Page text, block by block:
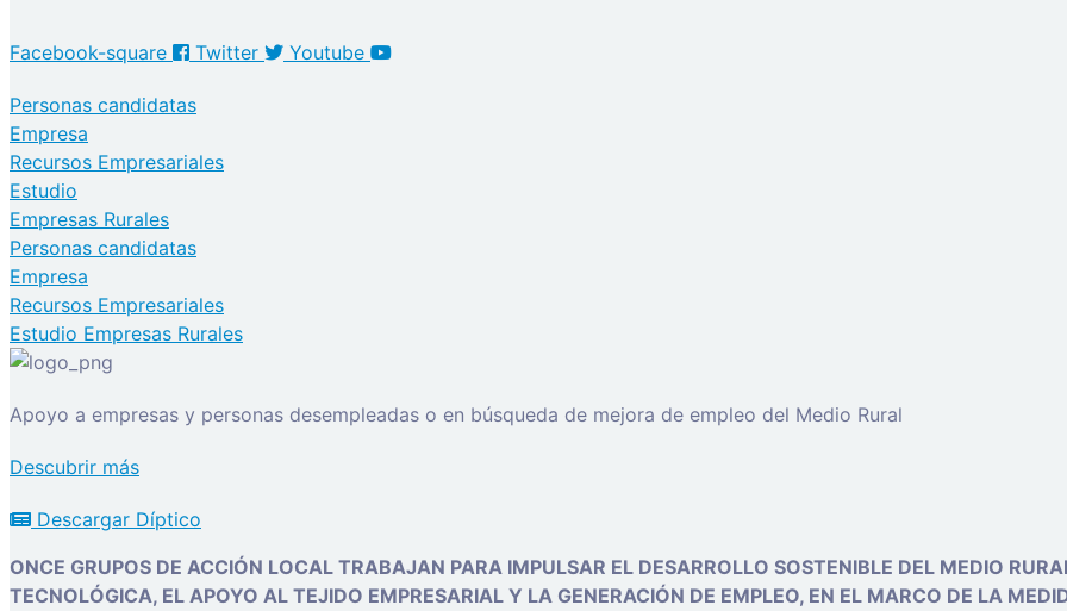
Facebook-square Twitter Youtube
Personas candidatas
Empresa
Recursos Empresariales
Estudio
Empresas Rurales
Personas candidatas
Empresa
Recursos Empresariales
Estudio Empresas Rurales
Apoyo a empresas y personas desempleadas o en búsqueda de mejora de empleo del Medio Rural
Descubrir más
Descargar Díptico
ONCE GRUPOS DE ACCIÓN LOCAL TRABAJAN PARA IMPULSAR EL DESARROLLO SOSTENIBLE DEL MEDIO
TECNOLÓGICA, EL APOYO AL TEJIDO EMPRESARIAL Y LA GENERACIÓN DE EMPLEO, EN EL MARCO DE LA